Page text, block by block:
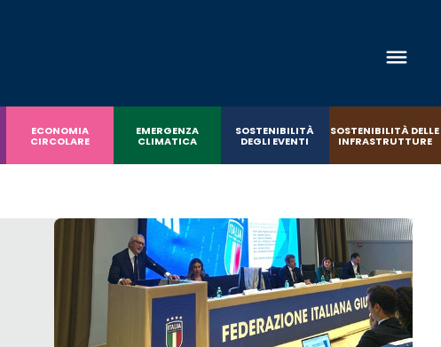
ECONOMIA
CIRCOLARE
EMERGENZA
CLIMATICA
SOSTENIBILITÀ
DEGLI EVENTI
SOSTENIBILITÀ DELLE
INFRASTRUTTURE